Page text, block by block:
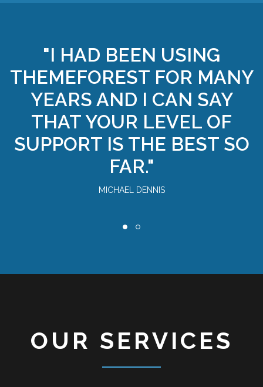
"I HAD BEEN USING
THEMEFOREST FOR MANY
YEARS AND I CAN SAY
THAT YOUR LEVEL OF
SUPPORT IS THE BEST SO
FAR."
MICHAEL DENNIS
OUR SERVICES